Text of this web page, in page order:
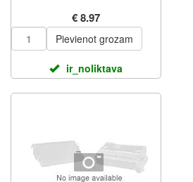
€ 8.97
Pievienot grozam
ir_noliktava